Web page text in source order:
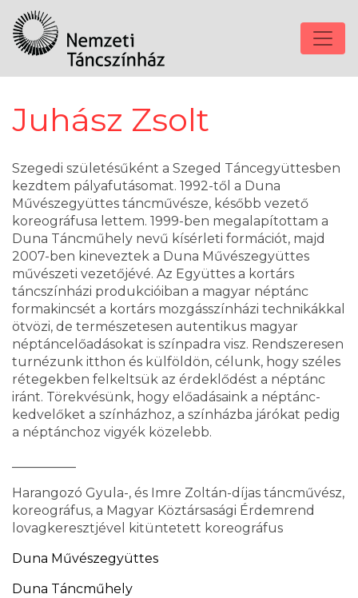
Juhász Zsolt
Szegedi születésűként a Szeged Táncegyüttesben
kezdtem pályafutásomat. 1992-től a Duna
Művészegyüttes táncművésze, később vezető
koreográfusa lettem. 1999-ben megalapítottam a
Duna Táncműhely nevű kísérleti formációt, majd
2007-ben kineveztek a Duna Művészegyüttes
művészeti vezetőjévé. Az Együttes a kortárs
táncszínházi produkcióiban a magyar néptánc
formakincsét a kortárs mozgásszínházi technikákkal
ötvözi, de természetesen autentikus magyar
néptáncelőadásokat is színpadra visz. Rendszeresen
turnézunk itthon és külföldön, célunk, hogy széles
rétegekben felkeltsük az érdeklődést a néptánc
iránt. Törekvésünk, hogy előadásaink a néptánc-
kedvelőket a színházhoz, a színházba járókat pedig
a néptánchoz vigyék közelebb.
Harangozó Gyula-, és Imre Zoltán-díjas táncművész,
koreográfus, a Magyar Köztársasági Érdemrend
lovagkeresztjével kitüntetett koreográfus
Duna Művészegyüttes
Duna Táncműhely